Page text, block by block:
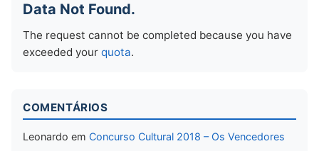
Data Not Found.
The request cannot be completed because you have
exceeded your quota.
COMENTÁRIOS
Leonardo em Concurso Cultural 2018 – Os Vencedores